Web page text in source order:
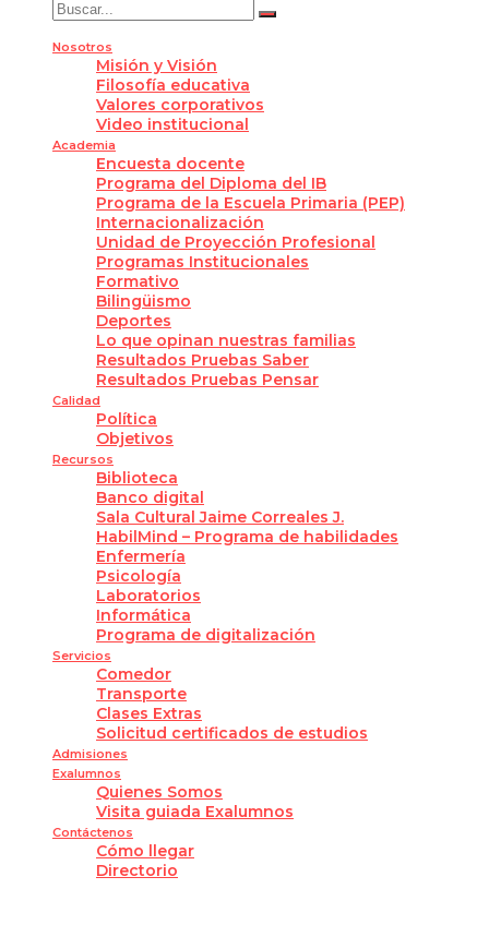
Nosotros
Misión y Visión
Filosofía educativa
Valores corporativos
Video institucional
Academia
Encuesta docente
Programa del Diploma del IB
Programa de la Escuela Primaria (PEP)
Internacionalización
Unidad de Proyección Profesional
Programas Institucionales
Formativo
Bilingüismo
Deportes
Lo que opinan nuestras familias
Resultados Pruebas Saber
Resultados Pruebas Pensar
Calidad
Política
Objetivos
Recursos
Biblioteca
Banco digital
Sala Cultural Jaime Correales J.
HabilMind – Programa de habilidades
Enfermería
Psicología
Laboratorios
Informática
Programa de digitalización
Servicios
Comedor
Transporte
Clases Extras
Solicitud certificados de estudios
Admisiones
Exalumnos
Quienes Somos
Visita guiada Exalumnos
Contáctenos
Cómo llegar
Directorio